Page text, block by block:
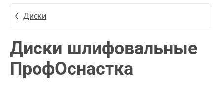
Диски
Диски шлифовальные
ПрофОснастка